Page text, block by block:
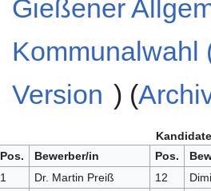
Gießener
Kommunalwahl
Version ) (
Pos.
Bewerber/in Pos.
1
Dr. Martin Preiß 12